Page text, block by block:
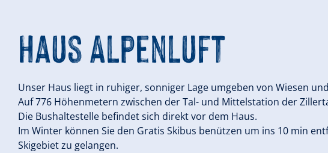
Haus Alpenluft
Unser Haus liegt in ruhiger, sonniger Lage umgeben von Wiesen
Auf 776 Höhenmetern zwischen der Tal- und Mittelstation der
Die Bushaltestelle befindet sich direkt vor dem Haus.
Im Winter können Sie den Gratis Skibus benützen um ins 10 min
Skigebiet zu gelangen.